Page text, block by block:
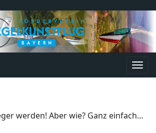
werden! Aber wie? Ganz einfach…